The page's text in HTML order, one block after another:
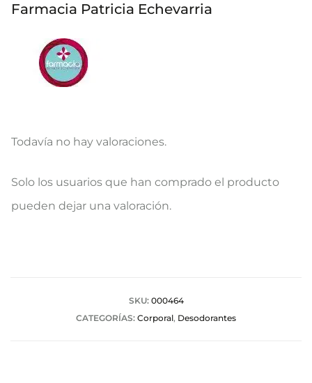
Farmacia Patricia Echevarria
V
a
Todavía no hay valoraciones.
Solo los usuarios que han comprado el producto
pueden dejar una valoración.
SKU: 000464
CATEGORÍAS: Corporal, Desodorantes